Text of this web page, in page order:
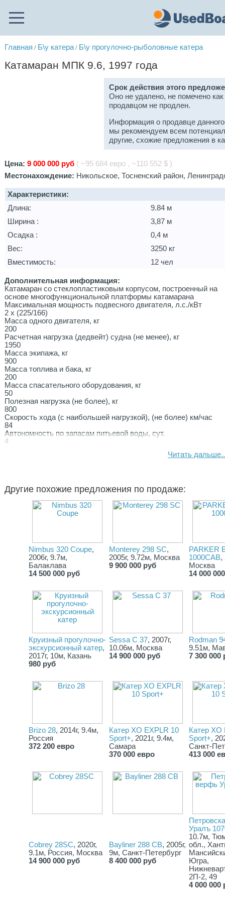
Главная / Б\у катера/ Б\у прогулочно-рыболовные катера
Катамаран МПК 9.6, 1997 года
Срок действия этого
Оно не удалено, не помечено
продавцом не продлен.
Информация о продавце
мы рекомендуем всем
другие, схожие предложения в
Цена:9 000 000 руб ( ~95 684 евро , ~110 552 $ )
Местонахождение: Никольское, Тосненский район,
Характеристики:
Длина:
9.84 м
Ширина :
3,87 м
Осадка :
0,4 м
Вес:
3250 кг
Вместимость:
12 чел
Дополнительная информация:
Катамаран со стеклопластиковым корпусом, построенный на
основе многофункциональной платформы катамарана
Максимальная мощность подвесного двигателя, л.с./кВт
2 х (225/166)
Масса одного двигателя, кг
200
Расчетная нагрузка (дедвейт) судна (не менее), кг
1950
Масса экипажа, кг
900
Масса топлива и бака, кг
200
Масса спасательного оборудования, кг
50
Полезная нагрузка (не более), кг
800
Скорость хода (с наибольшей нагрузкой), (не более) км/час
84
Автономность по запасам питьевой воды, сут.
4
Читать
Другие похожие предложения по продаже:
Nimbus 320 Coupe,
2006г, 9.7м,
Балаклава
14 500 000 руб
Monterey 298 SC,
2005г, 9.72м, Москва
9 900 000 руб
PARKER
1000CAB,
Москва
14 000
Круизный прогулочно-
экскурсионный катер,
2017г, 10м, Казань
980 руб
Sessa C 37, 2007г,
10.06м, Москва
14 900 000 руб
Rodman
9.51м,
7 300 000
Brizo 28, 2014г, 9.4м,
Россия
372 200 евро
Катер XO EXPLR 10
Sport+, 2021г, 9.4м,
Самара
370 000 евро
Катер XO
Sport+,
Санкт-
413 000
Cobrey 28SC, 2020г,
9.1м, Россия, Москва
14 900 000 руб
Bayliner 288 CB, 2005г,
9м, Санкт-Петербург
8 400 000 руб
Уралъ
10.7м,
обл.,
Югра,
2П-2, 49
4 000 000